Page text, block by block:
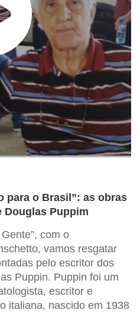
para o Brasil”: as obras
Douglas Puppim
com o
vamos resgatar
pelo escritor dos
Puppin. Puppin foi um
escritor e
italiana, nascido em 1938